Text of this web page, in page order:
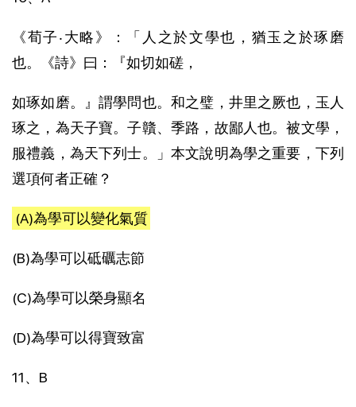
《荀子‧大略》：「人之於文學也，猶玉之於琢磨
也。《詩》曰：『如切如磋，
如琢如磨。』謂學問也。和之璧，井里之厥也，玉人
琢之，為天子寶。子贛、季路，故鄙人也。被文學，
服禮義，為天下列士。」本文說明為學之重要，下列
選項何者正確？
(A)為學可以變化氣質
(B)為學可以砥礪志節
(C)為學可以榮身顯名
(D)為學可以得寶致富
11、B